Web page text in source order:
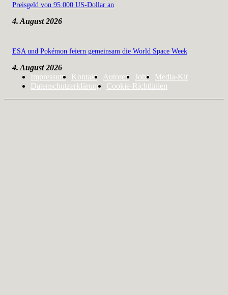
Preisgeld von 95.000 US-Dollar an
4. August 2026
ESA und Pokémon feiern gemeinsam die World Space Week
4. August 2026
Impressum
Kontakt Autoren Jobs
Media-Kit
Datenschutzerklärung
Cookie-Richtlinien